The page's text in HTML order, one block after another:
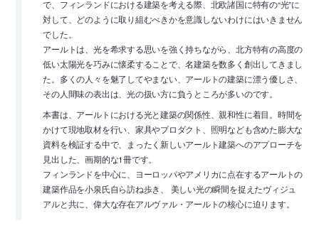
で、フィンランドにおける建築を考える際、北欧諸国に特有の“光”に
対して、どのように取り組むべきかを意識しないわけにはいきません
でした。
アールトは、光を希求する思いを強く持ちながら、北方特有の高度の
低い太陽光を巧みに懐柔することで、名建築を数多く創出してきまし
た。多くの人々を魅了してやまない、アールトの建築に漂う優しさ、
その人間味の表出は、光の扱い方に負うところが多いのです。
本書は、アールトにおける光と建築の関係性、親和性に着目。時間を
かけて現地取材を行い、家具やプロダクト、照明なども含めた膨大な
資料を検証する中で、まったく新しいアールト建築へのアプローチを
見出した、画期的な1冊です。
フィンランドを中心に、ヨーロッパやアメリカに点在するアールトの
建築作品を小泉氏自ら訪ね歩き、 美しい光の瞬間を捉えたヴィジュ
アルと共に、偉大な存在アルヴァル・アールトの核心に迫ります。